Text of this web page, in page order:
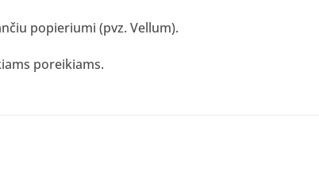
popieriumi (pvz. Vellum).
poreikiams.